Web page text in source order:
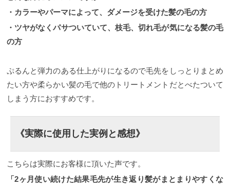
・カラーやパーマによって、ダメージを受けた髪の毛の方
・ツヤがなくパサついていて、枝毛、切れ毛が気になる髪の毛
の方
ぷるんと弾力のある仕上がりになるので毛先をしっとりまとめ
たい方や柔らかい髪の毛で他のトリートメントだとべたついて
しまう方におすすめです。
《実際に使用した実例と感想》
こちらは実際にお客様に頂いた声です。
「2ヶ月使い続けた結果毛先が生き返り髪がまとまりやすくな